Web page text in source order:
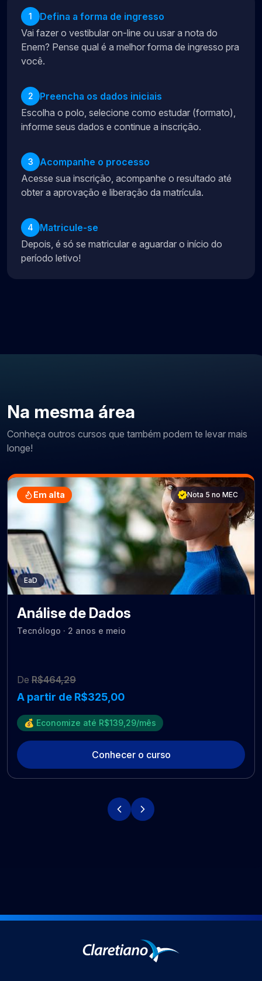
1
Defina a forma de ingresso
Vai fazer o vestibular on-line ou usar a nota do
Enem? Pense qual é a melhor forma de ingresso pra
você.
2
Preencha os dados iniciais
Escolha o polo, selecione como estudar (formato),
informe seus dados e continue a inscrição.
3
Acompanhe o processo
Acesse sua inscrição, acompanhe o resultado até
obter a aprovação e liberação da matrícula.
4
Matricule-se
Depois, é só se matricular e aguardar o início do
período letivo!
Na mesma área
Conheça outros cursos que também podem te levar mais
longe!
Em alta Nota 5 no MEC
EaD
Análise de Dados
Tecnólogo · 2 anos e meio
De R$464,29
A partir de R$325,00
💰 Economize até R$139,29/mês
Conhecer o curso